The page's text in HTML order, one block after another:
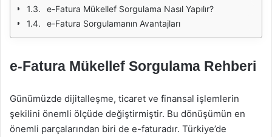
e-Fatura Mükellef Sorgulama Nasıl Yapılır?
e-Fatura Sorgulamanın Avantajları
e-Fatura Mükellef Sorgulama Rehberi
Günümüzde dijitalleşme, ticaret ve finansal işlemlerin
şekilini önemli ölçüde değiştirmiştir. Bu dönüşümün en
önemli parçalarından biri de e-faturadır. Türkiye’de